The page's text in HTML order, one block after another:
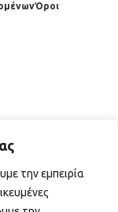
την εμπειρία
Όροι